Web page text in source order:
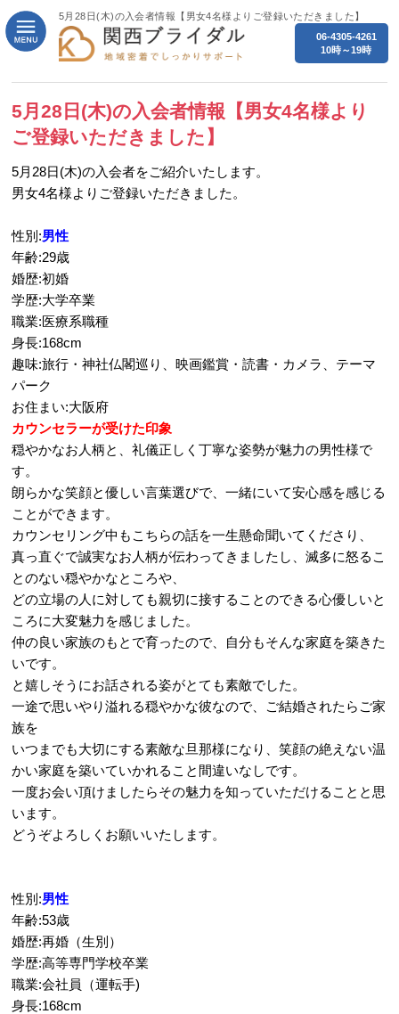
5月28日(木)の入会者情報【男女4名様よりご登録いただきました】
06-4305-4261
10時～19時
5月28日(木)の入会者情報【男女4名様より
ご登録いただきました】
5月28日(木)の入会者をご紹介いたします。
男女4名様よりご登録いただきました。
性別:男性
年齢:29歳
婚歴:初婚
学歴:大学卒業
職業:医療系職種
身長:168cm
趣味:旅行・神社仏閣巡り、映画鑑賞・読書・カメラ、テーマ
パーク
お住まい:大阪府
カウンセラーが受けた印象
穏やかなお人柄と、礼儀正しく丁寧な姿勢が魅力の男性様で
す。
朗らかな笑顔と優しい言葉選びで、一緒にいて安心感を感じる
ことができます。
カウンセリング中もこちらの話を一生懸命聞いてくださり、
真っ直ぐで誠実なお人柄が伝わってきましたし、滅多に怒るこ
とのない穏やかなところや、
どの立場の人に対しても親切に接することのできる心優しいと
ころに大変魅力を感じました。
仲の良い家族のもとで育ったので、自分もそんな家庭を築きた
いです。
と嬉しそうにお話される姿がとても素敵でした。
一途で思いやり溢れる穏やかな彼なので、ご結婚されたらご家
族を
いつまでも大切にする素敵な旦那様になり、笑顔の絶えない温
かい家庭を築いていかれること間違いなしです。
一度お会い頂けましたらその魅力を知っていただけることと思
います。
どうぞよろしくお願いいたします。
性別:男性
年齢:53歳
婚歴:再婚（生別）
学歴:高等専門学校卒業
職業:会社員（運転手)
身長:168cm